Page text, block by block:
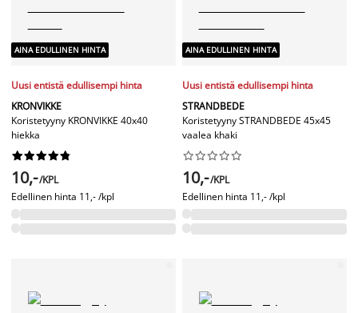
AINA EDULLINEN HINTA
Uusi entistä edullisempi hinta
KRONVIKKE
Koristetyyny KRONVIKKE 40x40
hiekka






10,-/KPL
Edellinen hinta 11,- /kpl
AINA EDULLINEN HINTA
Uusi entistä edullisempi hinta
STRANDBEDE
Koristetyyny STRANDBEDE 45x45
vaalea khaki






10,-/KPL
Edellinen hinta 11,- /kpl